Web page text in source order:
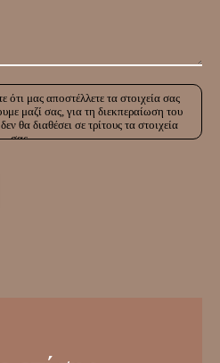
μας αποστέλλετε τα στοιχεία σας
μαζί σας, για τη διεκπεραίωση του
θα διαθέσει σε τρίτους τα στοιχεία
σας.